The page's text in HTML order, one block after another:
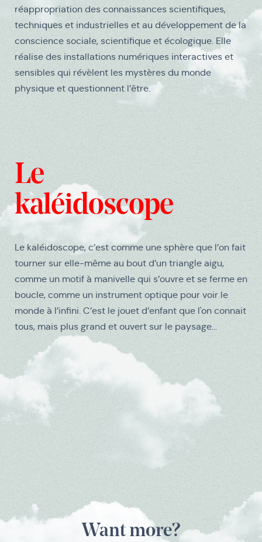
réappropriation des connaissances scientifiques,
techniques et industrielles et au développement de la
conscience sociale, scientifique et écologique. Elle
réalise des installations numériques interactives et
sensibles qui révèlent les mystères du monde
physique et questionnent l’être.
Le
kaléidoscope
Le kaléidoscope, c’est comme une sphère que l’on fait
tourner sur elle-même au bout d’un triangle aigu,
comme un motif à manivelle qui s’ouvre et se ferme en
boucle, comme un instrument optique pour voir le
monde à l’infini. C’est le jouet d’enfant que l'on connait
tous, mais plus grand et ouvert sur le paysage...
Médias
Want more?